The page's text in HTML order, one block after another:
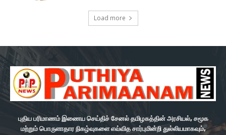
Load more
புதிய பரிமாணம் இணைய செய்திச் சேனல் தமிழகத்தின் அரசியல், சமூக
மற்றும் பொருளாதார நிகழ்வுகளை எவ்வித சார்புமின்றி துல்லியமாகவும்,